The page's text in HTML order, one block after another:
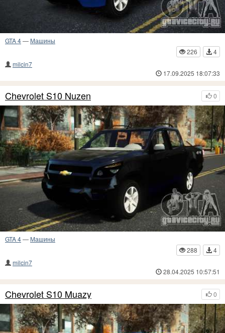
GTA 4— Машины
226
4
milcin7
17.09.2025 18:07:33
0
Chevrolet S10 Nuzen
GTA 4— Машины
288
4
milcin7
28.04.2025 10:57:51
0
Chevrolet S10 Muazy